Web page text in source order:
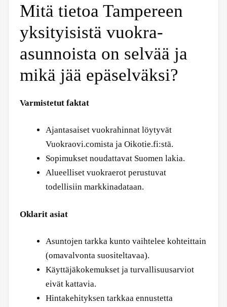
Mitä tietoa Tampereen
yksityisistä vuokra-
asunnoista on selvää ja
mikä jää epäselväksi?
Varmistetut faktat
Ajantasaiset vuokrahinnat löytyvät
Vuokraovi.comista ja Oikotie.fi:stä.
Sopimukset noudattavat Suomen lakia.
Alueelliset vuokraerot perustuvat
todellisiin markkinadataan.
Oklarit asiat
Asuntojen tarkka kunto vaihtelee kohteittain
(omavalvonta suositeltavaa).
Käyttäjäkokemukset ja turvallisuusarviot
eivät kattavia.
Hintakehityksen tarkkaa ennustetta